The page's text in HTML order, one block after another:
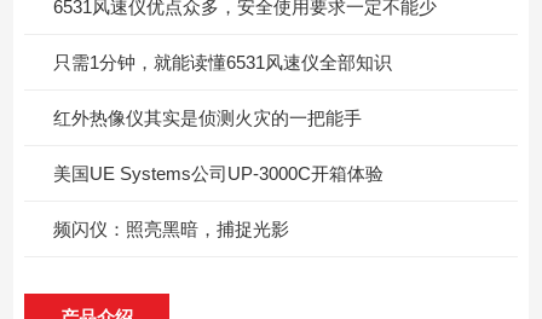
6531风速仪优点众多，安全使用要求一定不能少
只需1分钟，就能读懂6531风速仪全部知识
红外热像仪其实是侦测火灾的一把能手
美国UE Systems公司UP-3000C开箱体验
频闪仪：照亮黑暗，捕捉光影